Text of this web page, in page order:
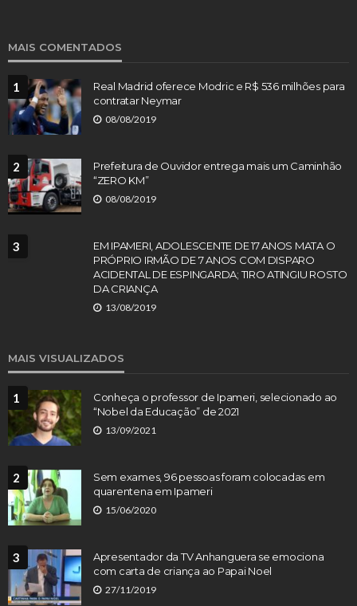
MAIS COMENTADOS
1
Real Madrid oferece Modric e R$ 536 milhões para
contratar Neymar
08/08/2019
2
Prefeitura de Ouvidor entrega mais um Caminhão
“ZERO KM”
08/08/2019
3
EM IPAMERI, ADOLESCENTE DE 17 ANOS MATA O
PRÓPRIO IRMÃO DE 7 ANOS COM DISPARO
ACIDENTAL DE ESPINGARDA; TIRO ATINGIU ROSTO
DA CRIANÇA
13/08/2019
MAIS VISUALIZADOS
1
Conheça o professor de Ipameri, selecionado ao
“Nobel da Educação” de 2021
13/09/2021
2
Sem exames, 96 pessoas foram colocadas em
quarentena em Ipameri
15/06/2020
3
Apresentador da TV Anhanguera se emociona
com carta de criança ao Papai Noel
27/11/2019